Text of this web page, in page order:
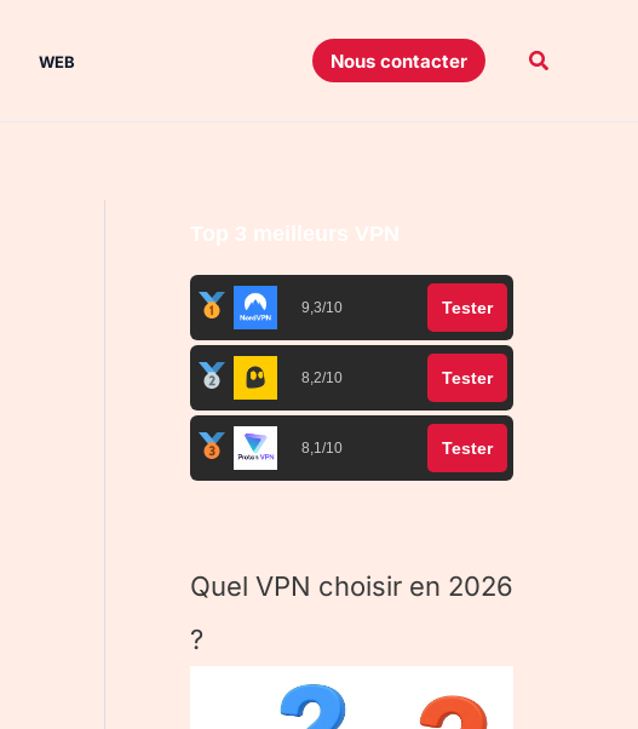
WEB Nous contacter
Top 3 meilleurs VPN
9,3/10 Tester
8,2/10 Tester
8,1/10 Tester
Quel VPN choisir en 2026
?